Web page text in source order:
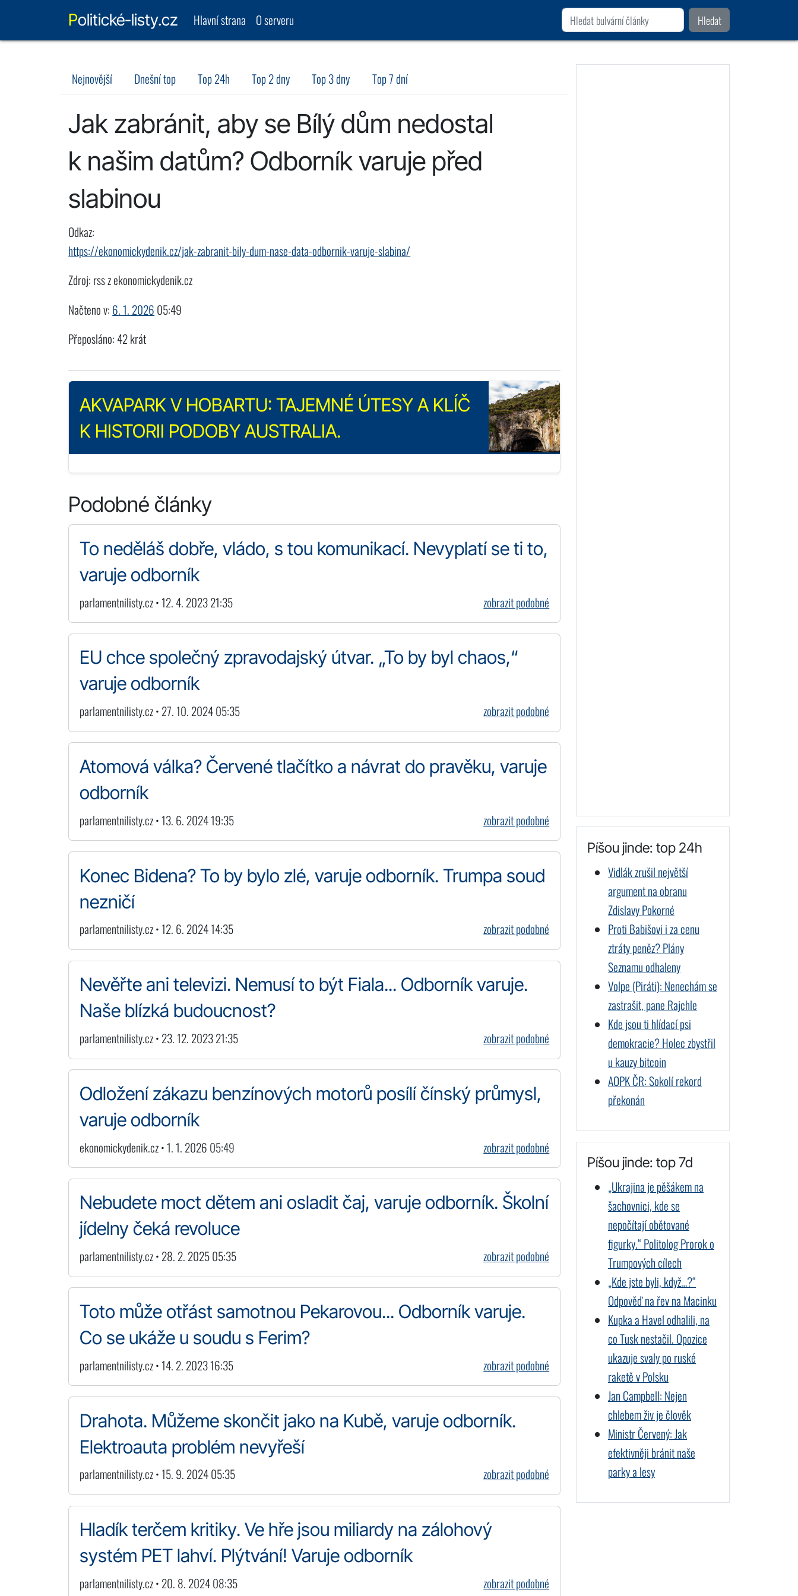
Politické-listy.cz Hlavní strana O serveru Hledat
Nejnovější Dnešní top Top 24h Top 2 dny Top 3 dny Top 7 dní
Jak zabránit, aby se Bílý dům nedostal
k našim datům? Odborník varuje před
slabinou
Odkaz:
https://ekonomickydenik.cz/jak-zabranit-bily-dum-nase-data-odbornik-varuje-slabina/
Zdroj: rss z ekonomickydenik.cz
Načteno v: 6. 1. 2026 05:49
Přeposláno: 42 krát
AKVAPARK V HOBARTU: TAJEMNÉ ÚTESY A KLÍČ
K HISTORII PODOBY AUSTRALIA.
Podobné články
To neděláš dobře, vládo, s tou komunikací. Nevyplatí se ti to,
varuje odborník
parlamentnilisty.cz • 12. 4. 2023 21:35 zobrazit podobné
EU chce společný zpravodajský útvar. „To by byl chaos,“
varuje odborník
parlamentnilisty.cz • 27. 10. 2024 05:35 zobrazit podobné
Atomová válka? Červené tlačítko a návrat do pravěku, varuje
odborník
parlamentnilisty.cz • 13. 6. 2024 19:35 zobrazit podobné
Konec Bidena? To by bylo zlé, varuje odborník. Trumpa soud
nezničí
parlamentnilisty.cz • 12. 6. 2024 14:35 zobrazit podobné
Nevěřte ani televizi. Nemusí to být Fiala... Odborník varuje.
Naše blízká budoucnost?
parlamentnilisty.cz • 23. 12. 2023 21:35 zobrazit podobné
Odložení zákazu benzínových motorů posílí čínský průmysl,
varuje odborník
ekonomickydenik.cz • 1. 1. 2026 05:49 zobrazit podobné
Nebudete moct dětem ani osladit čaj, varuje odborník. Školní
jídelny čeká revoluce
parlamentnilisty.cz • 28. 2. 2025 05:35 zobrazit podobné
Toto může otřást samotnou Pekarovou... Odborník varuje.
Co se ukáže u soudu s Ferim?
parlamentnilisty.cz • 14. 2. 2023 16:35 zobrazit podobné
Drahota. Můžeme skončit jako na Kubě, varuje odborník.
Elektroauta problém nevyřeší
parlamentnilisty.cz • 15. 9. 2024 05:35 zobrazit podobné
Hladík terčem kritiky. Ve hře jsou miliardy na zálohový
systém PET lahví. Plýtvání! Varuje odborník
parlamentnilisty.cz • 20. 8. 2024 08:35 zobrazit podobné
Píšou jinde: top 24h
Vidlák zrušil největší
argument na obranu
Zdislavy Pokorné
Proti Babišovi i za cenu
ztráty peněz? Plány
Seznamu odhaleny
Volpe (Piráti): Nenechám se
zastrašit, pane Rajchle
Kde jsou ti hlídací psi
demokracie? Holec zbystřil
u kauzy bitcoin
AOPK ČR: Sokolí rekord
překonán
Píšou jinde: top 7d
„Ukrajina je pěšákem na
šachovnici, kde se
nepočítají obětované
figurky.“ Politolog Prorok o
Trumpových cílech
„Kde jste byli, když…?“
Odpověď na řev na Macinku
Kupka a Havel odhalili, na
co Tusk nestačil. Opozice
ukazuje svaly po ruské
raketě v Polsku
Jan Campbell: Nejen
chlebem živ je člověk
Ministr Červený: Jak
efektivněji bránit naše
parky a lesy